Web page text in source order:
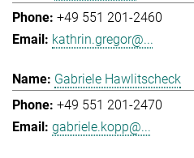
+49 551 201-2460
kathrin.gregor@...
Gabriele Hawlitscheck
+49 551 201-2470
gabriele.kopp@...